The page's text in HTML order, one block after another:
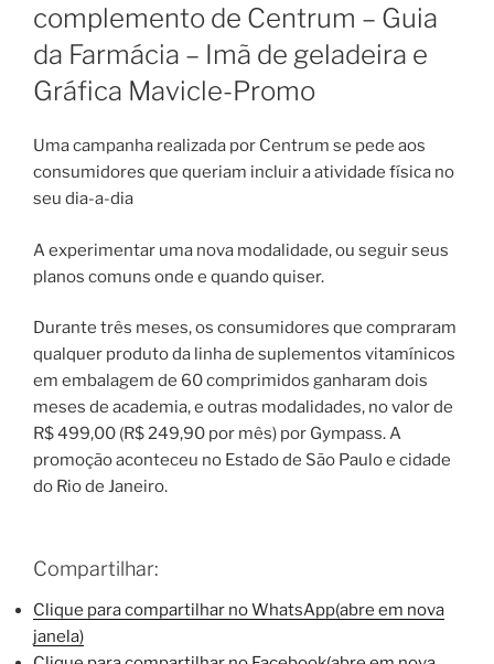
complemento de Centrum – Guia
da Farmácia – Imã de geladeira e
Gráfica Mavicle-Promo
Uma campanha realizada por Centrum se pede aos
consumidores que queriam incluir a atividade física no
seu dia-a-dia
A experimentar uma nova modalidade, ou seguir seus
planos comuns onde e quando quiser.
Durante três meses, os consumidores que compraram
qualquer produto da linha de suplementos vitamínicos
em embalagem de 60 comprimidos ganharam dois
meses de academia, e outras modalidades, no valor de
R$ 499,00 (R$ 249,90 por mês) por Gympass. A
promoção aconteceu no Estado de São Paulo e cidade
do Rio de Janeiro.
Compartilhar:
Clique para compartilhar no WhatsApp(abre em nova
janela)